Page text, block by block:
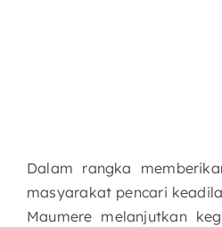
Dalam rangka
masyarakat pencari
Maumere melanjutkan